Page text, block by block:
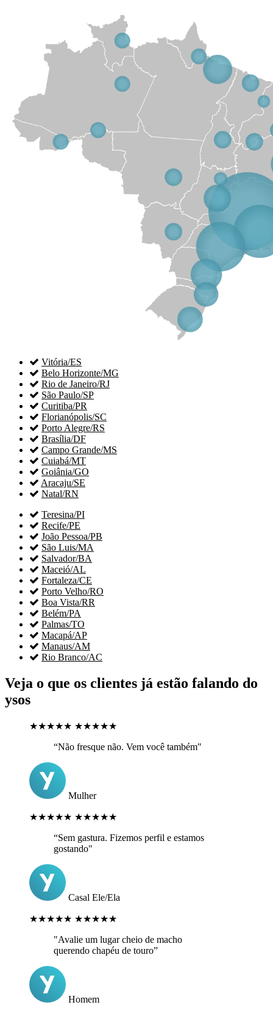
 Vitória/ES
 Belo Horizonte/MG
 Rio de Janeiro/RJ
 São Paulo/SP
 Curitiba/PR
 Florianópolis/SC
 Porto Alegre/RS
 Brasília/DF
 Campo Grande/MS
 Cuiabá/MT
 Goiânia/GO
 Aracaju/SE
 Natal/RN
 Teresina/PI
 Recife/PE
 João Pessoa/PB
 São Luis/MA
 Salvador/BA
 Maceió/AL
 Fortaleza/CE
 Porto Velho/RO
 Boa Vista/RR
 Belém/PA
 Palmas/TO
 Macapá/AP
 Manaus/AM
 Rio Branco/AC
Veja o que os clientes já estão falando do
ysos
★★★★★ ★★★★★
“Não fresque não. Vem você também"
Mulher
★★★★★ ★★★★★
“Sem gastura. Fizemos perfil e estamos
gostando"
Casal Ele/Ela
★★★★★ ★★★★★
"Avalie um lugar cheio de macho
querendo chapéu de touro”
Homem